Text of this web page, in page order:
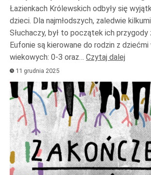
Łazienkach Królewskich odbyły się
dzieci. Dla najmłodszych, zaledwie
Słuchaczy, był to początek ich przygody
Eufonie są kierowane do rodzin z
wiekowych: 0-3 oraz… Czytaj dalej
11 grudnia 2025
Odtwarzacz
plików
dźwiękowych